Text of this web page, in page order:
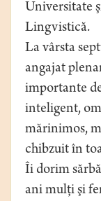
Universitate
Lingvistică.
La vârsta
angajat
importante
inteligent,
mărinimos,
chibzuit în
Îi dorim
ani mulţi şi